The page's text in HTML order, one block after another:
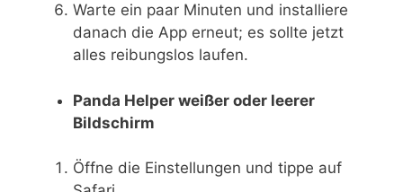
Warte ein paar Minuten und installiere
danach die App erneut; es sollte jetzt
alles reibungslos laufen.
Panda Helper weißer oder leerer
Bildschirm
Öffne die Einstellungen und tippe auf